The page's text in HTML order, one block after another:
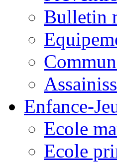
Bulletin
Enfance-
Ecole
Ecole